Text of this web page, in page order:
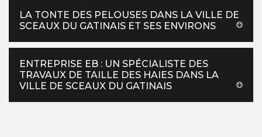
LA TONTE DES PELOUSES DANS LA VILLE DE
SCEAUX DU GATINAIS ET SES ENVIRONS
ENTREPRISE EB : UN SPÉCIALISTE DES
TRAVAUX DE TAILLE DES HAIES DANS LA
VILLE DE SCEAUX DU GATINAIS